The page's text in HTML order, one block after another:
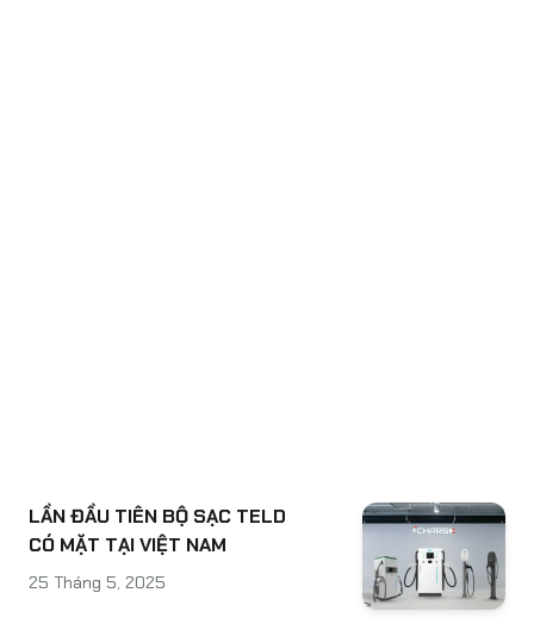
LẦN ĐẦU TIÊN BỘ SẠC TELD
CÓ MẶT TẠI VIỆT NAM
25 Tháng 5, 2025